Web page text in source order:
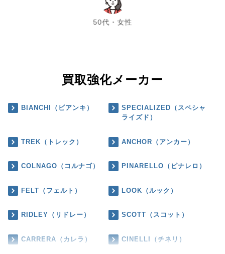
50代・女性
chevron_left chevron_right
買取強化メーカー
BIANCHI（ビアンキ）
SPECIALIZED（スペシャ
ライズド）
TREK（トレック） ANCHOR（アンカー）
COLNAGO（コルナゴ） PINARELLO（ピナレロ）
FELT（フェルト） LOOK（ルック）
RIDLEY（リドレー） SCOTT（スコット）
CARRERA（カレラ） CINELLI（チネリ）